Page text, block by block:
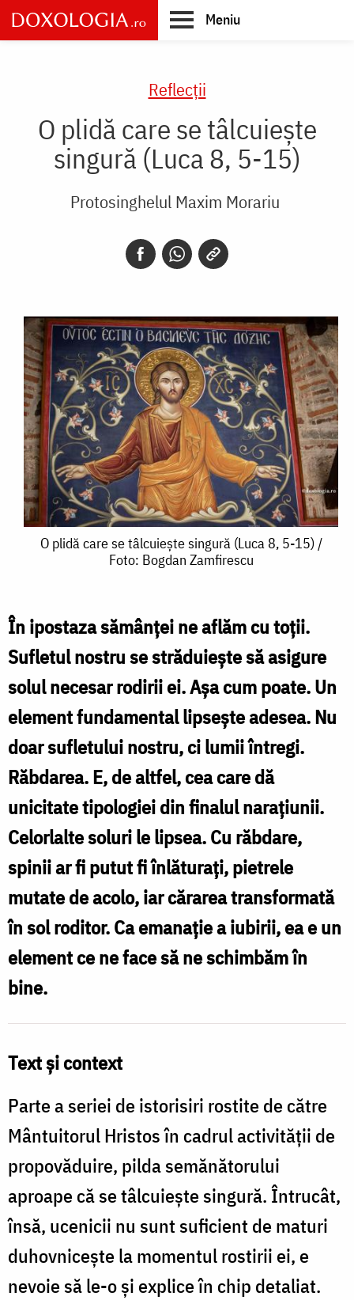
Skip
to
main
Meniu
Reflecții
O plidă care se tâlcuiește
singură (Luca 8, 5-15)
Protosinghelul Maxim Morariu
se
tâlcuiește
singură
15)
/
Foto:
Bogdan
Zamfirescu
O plidă care se tâlcuiește singură (Luca 8, 5-15) /
Foto: Bogdan Zamfirescu
În ipostaza sămânței ne aflăm cu toții.
Sufletul nostru se străduiește să asigure
solul necesar rodirii ei. Așa cum poate. Un
element fundamental lipsește adesea. Nu
doar sufletului nostru, ci lumii întregi.
Răbdarea. E, de altfel, cea care dă
unicitate tipologiei din finalul narațiunii.
Celorlalte soluri le lipsea. Cu răbdare,
spinii ar fi putut fi înlăturați, pietrele
mutate de acolo, iar cărarea transformată
în sol roditor. Ca emanație a iubirii, ea e un
element ce ne face să ne schimbăm în
bine.
Text și context
Parte a seriei de istorisiri rostite de către
Mântuitorul Hristos în cadrul activității de
propovăduire, pilda semănătorului
aproape că se tâlcuiește singură. Întrucât,
însă, ucenicii nu sunt suficient de maturi
duhovnicește la momentul rostirii ei, e
nevoie să le-o și explice în chip detaliat.